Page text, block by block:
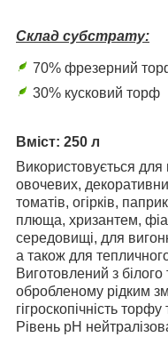
Склад субстрату:
70% фрезерний
30% кусковий торф
Вміст: 250 л
Використовується
овочевих,
томатів, огірків,
плюща, хризантем,
середовищі, для
а також для
Виготовлений з білого
обробленому рідким
гігроскопічність
Рівень рН